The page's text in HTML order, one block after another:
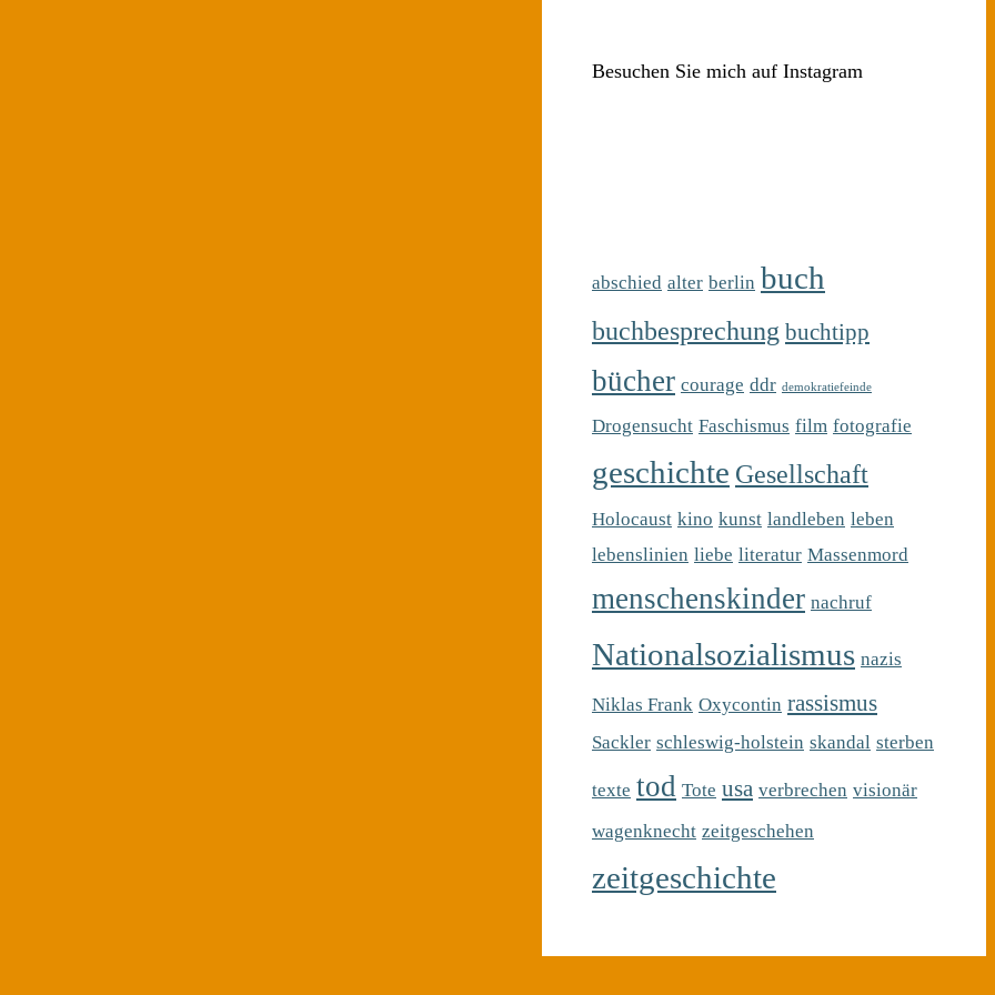
Besuchen Sie mich auf Instagram
abschied alter berlin buch
buchbesprechung buchtipp
bücher courage ddr demokratiefeinde
Drogensucht Faschismus film fotografie
geschichte Gesellschaft
Holocaust kino kunst landleben leben
lebenslinien liebe literatur Massenmord
menschenskinder nachruf
Nationalsozialismus nazis
Niklas Frank Oxycontin rassismus
Sackler schleswig-holstein skandal sterben
texte tod Tote usa verbrechen visionär
wagenknecht zeitgeschehen
zeitgeschichte